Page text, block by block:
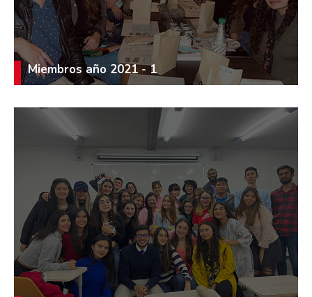
Miembros año 2021 - 1